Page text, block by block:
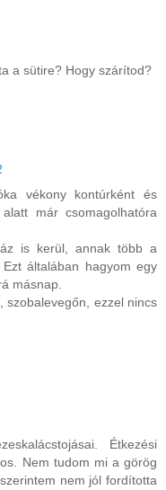
a sütire? Hogy szárítod?
vékony kontúrként és
már csomagolhatóra
is kerül, annak több a
általában hagyom egy
másnap.
szobalevegőn, ezzel nincs
Étkezési
Nem tudom mi a görög
nem jól fordította